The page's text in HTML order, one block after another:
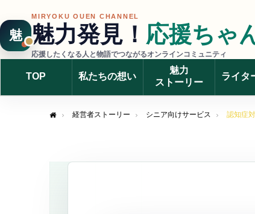
魅
MIRYOKU OUEN CHANNEL
魅力発見！ 応援ちゃ
応援したくなる人と物語でつながるオンラインコミュニティ
TOP 私たちの想い
魅力
ストーリー
ライタ
経営者ストーリー シニア向けサービス 認知症